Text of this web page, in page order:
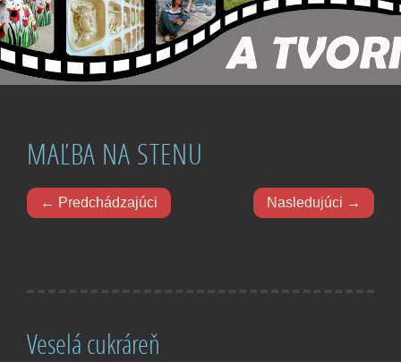
MAĽBA NA STENU
← Predchádzajúci Nasledujúci →
Veselá cukráreň